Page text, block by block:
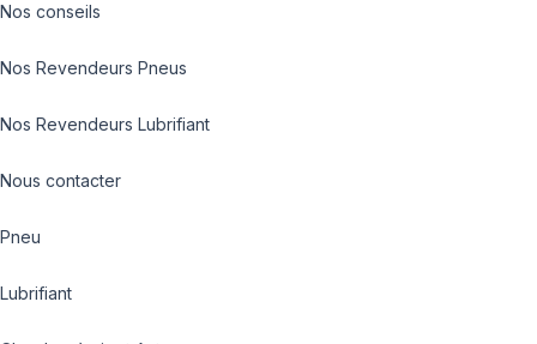
Nos conseils
Nos Revendeurs Pneus
Nos Revendeurs Lubrifiant
Nous contacter
Pneu
Lubrifiant